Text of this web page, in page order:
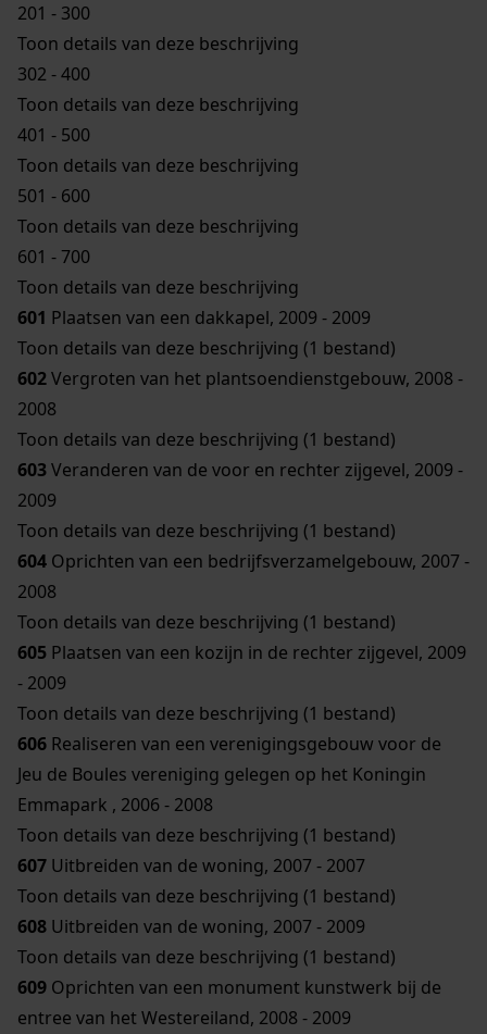
201 - 300
Toon details van deze beschrijving
302 - 400
Toon details van deze beschrijving
401 - 500
Toon details van deze beschrijving
501 - 600
Toon details van deze beschrijving
601 - 700
Toon details van deze beschrijving
601 Plaatsen van een dakkapel, 2009 - 2009
Toon details van deze beschrijving (1 bestand)
602Vergroten van het plantsoendienstgebouw, 2008 -
2008
Toon details van deze beschrijving (1 bestand)
603Veranderen van de voor en rechter zijgevel, 2009 -
2009
Toon details van deze beschrijving (1 bestand)
604 Oprichten van een bedrijfsverzamelgebouw, 2007 -
2008
Toon details van deze beschrijving (1 bestand)
605 Plaatsen van een kozijn in de rechter zijgevel, 2009
- 2009
Toon details van deze beschrijving (1 bestand)
606 Realiseren van een verenigingsgebouw voor de
Jeu de Boules vereniging gelegen op het Koningin
Emmapark , 2006 - 2008
Toon details van deze beschrijving (1 bestand)
607 Uitbreiden van de woning, 2007 - 2007
Toon details van deze beschrijving (1 bestand)
608 Uitbreiden van de woning, 2007 - 2009
Toon details van deze beschrijving (1 bestand)
609 Oprichten van een monument kunstwerk bij de
entree van het Westereiland, 2008 - 2009